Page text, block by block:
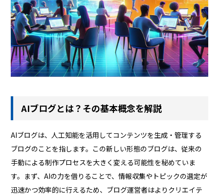
AIブログとは？その基本概念を解説
AIブログは、人工知能を活用してコンテンツを生成・管理する
ブログのことを指します。この新しい形態のブログは、従来の
手動による制作プロセスを大きく変える可能性を秘めていま
す。まず、AIの力を借りることで、情報収集やトピックの選定が
迅速かつ効率的に行えるため、ブログ運営者はよりクリエイテ